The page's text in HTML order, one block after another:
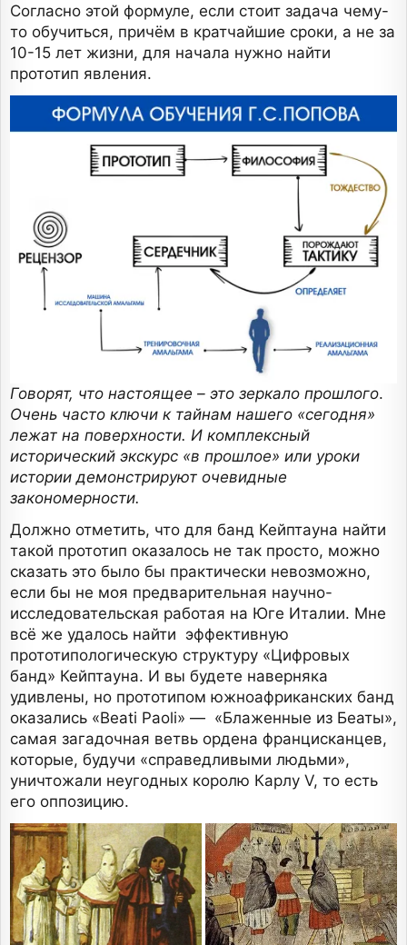
Согласно этой формуле, если стоит задача чему-
то обучиться, причём в кратчайшие сроки, а не за
10-15 лет жизни, для начала нужно найти
прототип явления.
Говорят, что настоящее – это зеркало прошлого.
Очень часто ключи к тайнам нашего «сегодня»
лежат на поверхности. И комплексный
исторический экскурс «в прошлое» или уроки
истории демонстрируют очевидные
закономерности.
Должно отметить, что для банд Кейптауна найти
такой прототип оказалось не так просто, можно
сказать это было бы практически невозможно,
если бы не моя предварительная научно-
исследовательская работая на Юге Италии. Мне
всё же удалось найти эффективную
прототипологическую структуру «Цифровых
банд» Кейптауна. И вы будете наверняка
удивлены, но прототипом южноафриканских банд
оказались «Beati Paoli» — «Блаженные из Беаты»,
самая загадочная ветвь ордена францисканцев,
которые, будучи «справедливыми людьми»,
уничтожали неугодных королю Карлу V, то есть
его оппозицию.